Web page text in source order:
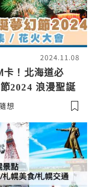
2024.11.08
！北海道必
2024 浪漫聖誕
想